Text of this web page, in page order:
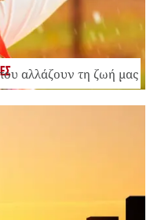
αλλάζουν τη ζωή μας